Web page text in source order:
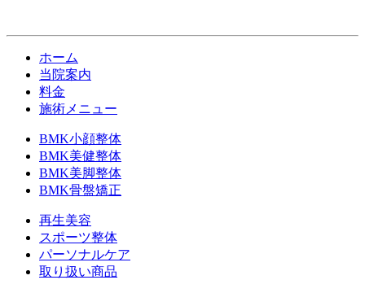
ホーム
当院案内
料金
施術メニュー
BMK小顔整体
BMK美健整体
BMK美脚整体
BMK骨盤矯正
再生美容
スポーツ整体
パーソナルケア
取り扱い商品